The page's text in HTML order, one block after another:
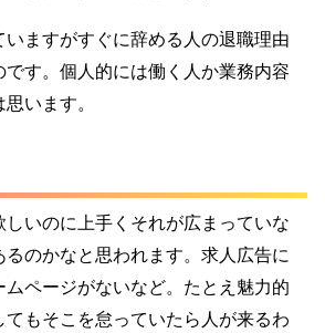
ますがすぐに辞める人の退職理由
す。個人的には働く人か業務内容
います。
いのに上手くそれが広まっていな
のかなと思われます。求人広告に
ページがないなど。たとえ魅力的
もそこを怠っていたら人が来るわ